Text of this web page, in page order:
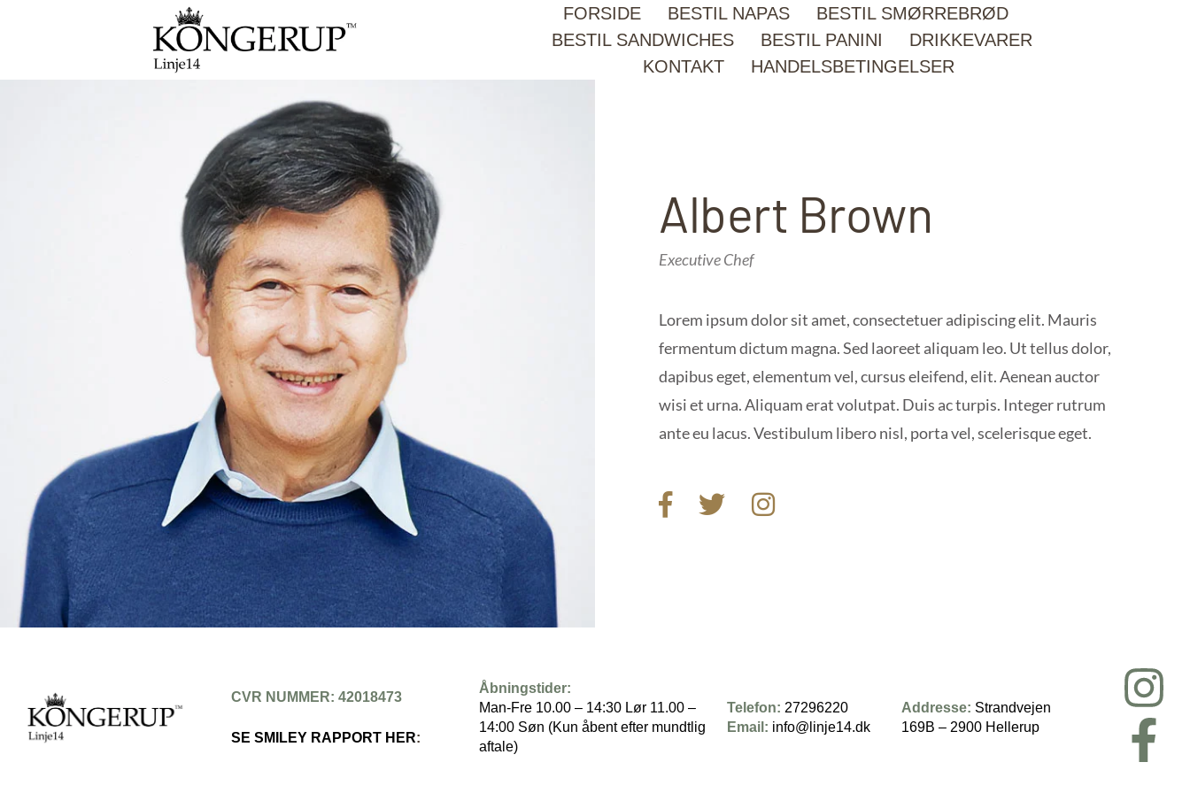
FORSIDE BESTIL NAPAS
BESTIL SMØRREBRØD
BESTIL SANDWICHES
BESTIL PANINI
DRIKKEVARER
KONTAKT
HANDELSBETINGELSER
Albert Brown
Executive Chef
Lorem ipsum dolor sit amet, consectetuer adipiscing elit. Mauris
fermentum dictum magna. Sed laoreet aliquam leo. Ut tellus dolor,
dapibus eget, elementum vel, cursus eleifend, elit. Aenean auctor
wisi et urna. Aliquam erat volutpat. Duis ac turpis. Integer rutrum
ante eu lacus. Vestibulum libero nisl, porta vel, scelerisque eget.
CVR NUMMER: 42018473
SE SMILEY RAPPORT HER:
Åbningstider:
Man-Fre 10.00 – 14:30 Lør 11.00 –
14:00 Søn (Kun åbent efter mundtlig
aftale)
Telefon: 27296220
Email: info@linje14.dk
Addresse: Strandvejen
169B – 2900 Hellerup